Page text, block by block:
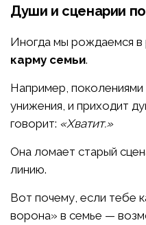
Души и сценарии
Иногда мы рождаемся в
карму семьи.
Например,
унижения, и приходит
говорит: «Хватит.»
Она ломает старый
линию.
Вот почему, если тебе
ворона» в семье —